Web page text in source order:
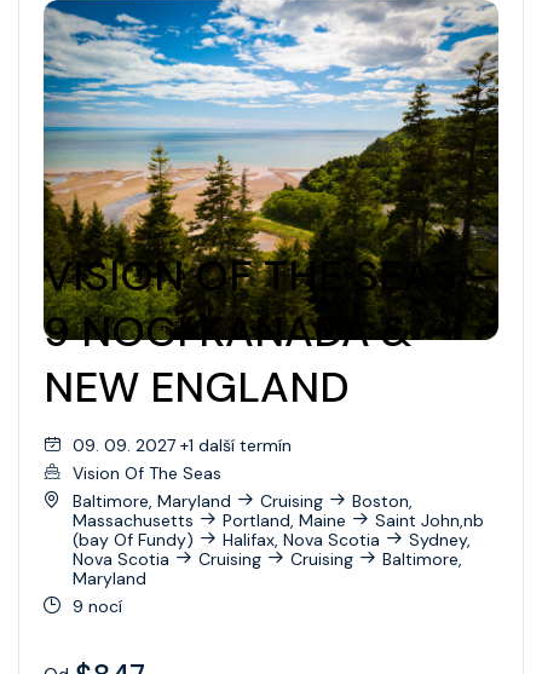
Utopia Of The Seas
Vision Of The Seas
Voyager Of The Seas
Wonder Of The Seas
Celebrity Apex
Celebrity Ascent
Celebrity Beyond
Celebrity Compass
Celebrity Constellation
Celebrity Eclipse
Celebrity Edge
Celebrity Equinox
VISION OF THE SEAS –
9 NOCÍ KANADA &
NEW ENGLAND
09. 09. 2027 +1 další termín
Vision Of The Seas
Baltimore, Maryland
Cruising
Boston,
Massachusetts
Portland, Maine
Saint John,nb
(bay Of Fundy)
Halifax, Nova Scotia
Sydney,
Nova Scotia
Cruising Cruising
Baltimore,
Maryland
9 nocí